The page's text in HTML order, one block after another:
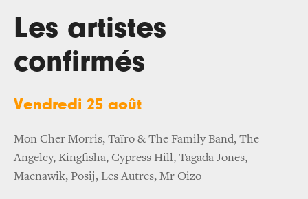
Les artistes
confirmés
Vendredi 25 août
Mon Cher Morris, Taïro & The Family Band, The
Angelcy, Kingfisha, Cypress Hill, Tagada Jones,
Macnawik, Posij, Les Autres, Mr Oizo